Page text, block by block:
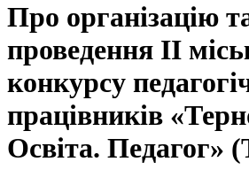
Про організацію
проведення ІІ
конкурсу
працівників
Освіта. Педагог»